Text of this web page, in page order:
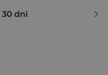
30 dni